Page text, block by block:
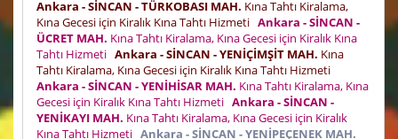
Ankara - SİNCAN - TÜRKOBASI MAH. Kına Tahtı Kiralama,
Kına Gecesi için Kiralık Kına Tahtı Hizmeti Ankara - SİNCAN -
ÜCRET MAH. Kına Tahtı Kiralama, Kına Gecesi için Kiralık Kına
Tahtı Hizmeti Ankara - SİNCAN - YENİÇİMŞİT MAH. Kına
Tahtı Kiralama, Kına Gecesi için Kiralık Kına Tahtı Hizmeti
Ankara - SİNCAN - YENİHİSAR MAH. Kına Tahtı Kiralama, Kına
Gecesi için Kiralık Kına Tahtı Hizmeti Ankara - SİNCAN -
YENİKAYI MAH. Kına Tahtı Kiralama, Kına Gecesi için Kiralık
Kına Tahtı Hizmeti Ankara - SİNCAN - YENİPEÇENEK MAH.